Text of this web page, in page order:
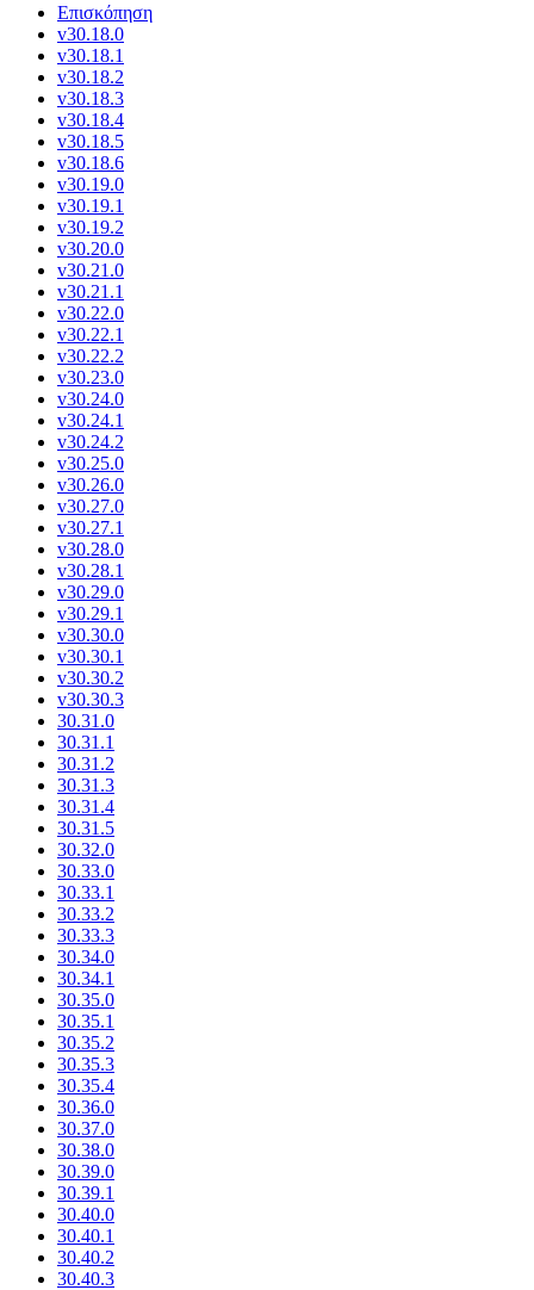
Επισκόπηση
v30.18.0
v30.18.1
v30.18.2
v30.18.3
v30.18.4
v30.18.5
v30.18.6
v30.19.0
v30.19.1
v30.19.2
v30.20.0
v30.21.0
v30.21.1
v30.22.0
v30.22.1
v30.22.2
v30.23.0
v30.24.0
v30.24.1
v30.24.2
v30.25.0
v30.26.0
v30.27.0
v30.27.1
v30.28.0
v30.28.1
v30.29.0
v30.29.1
v30.30.0
v30.30.1
v30.30.2
v30.30.3
30.31.0
30.31.1
30.31.2
30.31.3
30.31.4
30.31.5
30.32.0
30.33.0
30.33.1
30.33.2
30.33.3
30.34.0
30.34.1
30.35.0
30.35.1
30.35.2
30.35.3
30.35.4
30.36.0
30.37.0
30.38.0
30.39.0
30.39.1
30.40.0
30.40.1
30.40.2
30.40.3